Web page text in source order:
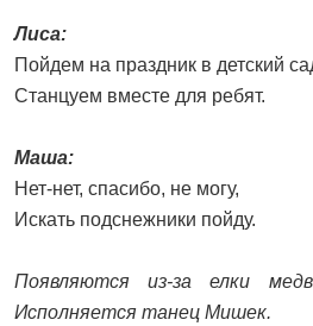
Лиса:
Пойдем на праздник в детский
Станцуем вместе для ребят.
Маша:
Нет-нет, спасибо, не могу,
Искать подснежники пойду.
Появляются из-за елки
Исполняется танец Мишек.